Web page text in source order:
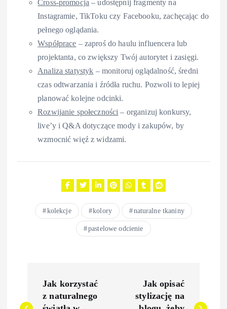
Cross-promocja – udostępnij fragmenty na
Instagramie, TikToku czy Facebooku, zachęcając do
pełnego oglądania.
Współprace – zaproś do haulu influencera lub
projektanta, co zwiększy Twój autorytet i zasięgi.
Analiza statystyk – monitoruj oglądalność, średni
czas odtwarzania i źródła ruchu. Pozwoli to lepiej
planować kolejne odcinki.
Rozwijanie społeczności – organizuj konkursy,
live’y i Q&A dotyczące mody i zakupów, by
wzmocnić więź z widzami.
kolekcje kolory naturalne tkaniny
pastelowe odcienie
a
Jak korzystać
z naturalnego
Jak opisać
stylizację na